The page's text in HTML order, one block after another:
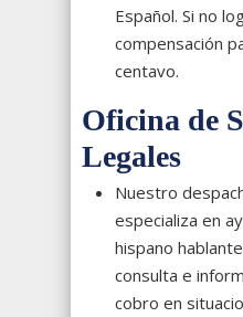
Español. Si no
compensación
centavo.
Oficina de
Legales
Nuestro
especializa en
hispano
consulta e
cobro en